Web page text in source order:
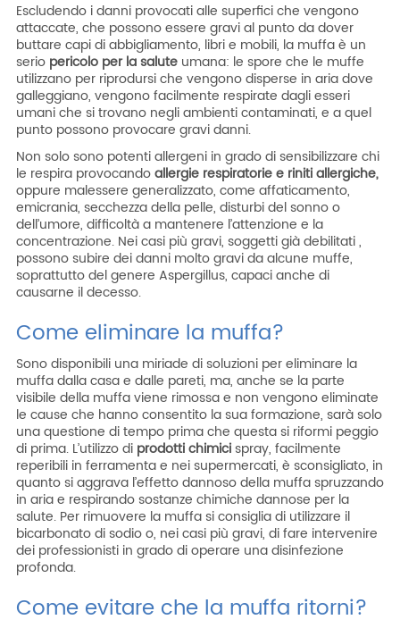
Escludendo i danni provocati alle superfici che vengono
attaccate, che possono essere gravi al punto da dover
buttare capi di abbigliamento, libri e mobili, la muffa è un
serio pericolo per la saluteumana: le spore che le muffe
utilizzano per riprodursi che vengono disperse in aria dove
galleggiano, vengono facilmente respirate dagli esseri
umani che si trovano negli ambienti contaminati, e a quel
punto possono provocare gravi danni.
Non solo sono potenti allergeni in grado di sensibilizzare chi
le respira provocandoallergie respiratorie e riniti allergiche,
oppure malessere generalizzato, come affaticamento,
emicrania, secchezza della pelle, disturbi del sonno o
dell’umore, difficoltà a mantenere l’attenzione e la
concentrazione. Nei casi più gravi, soggetti già debilitati ,
possono subire dei danni molto gravi da alcune muffe,
soprattutto del genere Aspergillus, capaci anche di
causarne il decesso.
Come eliminare la muffa?
Sono disponibili una miriade di soluzioni per eliminare la
muffa dalla casa e dalle pareti, ma, anche se la parte
visibile della muffa viene rimossa e non vengono eliminate
le cause che hanno consentito la sua formazione, sarà solo
una questione di tempo prima che questa si riformi peggio
di prima. L’utilizzo di prodotti chimicispray, facilmente
reperibili in ferramenta e nei supermercati, è sconsigliato, in
quanto si aggrava l’effetto dannoso della muffa spruzzando
in aria e respirando sostanze chimiche dannose per la
salute. Per rimuovere la muffa si consiglia di utilizzare il
bicarbonato di sodio o, nei casi più gravi, di fare intervenire
dei professionisti in grado di operare una disinfezione
profonda.
Come evitare che la muffa ritorni?